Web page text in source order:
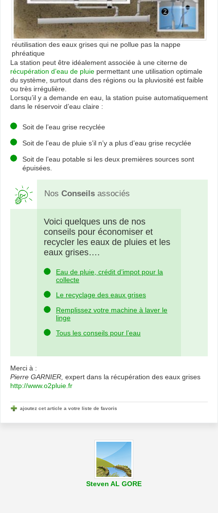
réutilisation des eaux grises qui ne pollue pas la nappe
phréatique
La station peut être idéalement associée à une citerne de
récupération d’eau de pluie permettant une utilisation optimale
du système, surtout dans des régions ou la pluviosité est faible
ou très irrégulière.
Lorsqu’il y a demande en eau, la station puise automatiquement
dans le réservoir d’eau claire :
Soit de l’eau grise recyclée
Soit de l’eau de pluie s’il n’y a plus d’eau grise recyclée
Soit de l’eau potable si les deux premières sources sont
épuisées.
Nos Conseils associés
Voici quelques uns de nos
conseils pour économiser et
recycler les eaux de pluies et les
eaux grises….
Eau de pluie, crédit d’impot pour la
collecte
Le recyclage des eaux grises
Remplissez votre machine à laver le
linge
Tous les conseils pour l’eau
Merci à :
Pierre GARNIER, expert dans la récupération des eaux grises
http://www.o2pluie.fr
ajoutez cet article a votre liste de favoris
Steven AL GORE